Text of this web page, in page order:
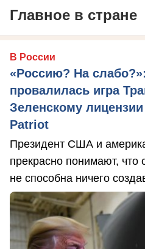
Главное в стране
В России
«Россию? На
провалилась игра
Зеленскому
Patriot
Президент США и
прекрасно понимают, что
не способна ничего